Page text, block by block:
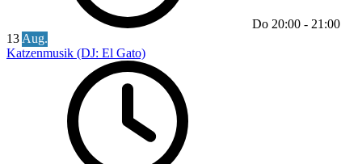
Do 20:00 - 21:00
13 Aug.
Katzenmusik (DJ: El Gato)